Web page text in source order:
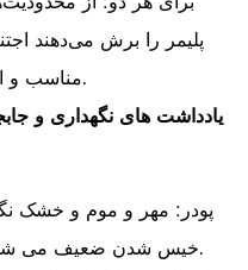
پلیمر را برش می‌دهند
مناسب و انتقال لوله های صاف استفاده کنید.
یادداشت های نگهداری و
پودر: مهر و موم و خشک
خیس شدن ضعیف می شود که خطر ژل را افزایش می دهد.